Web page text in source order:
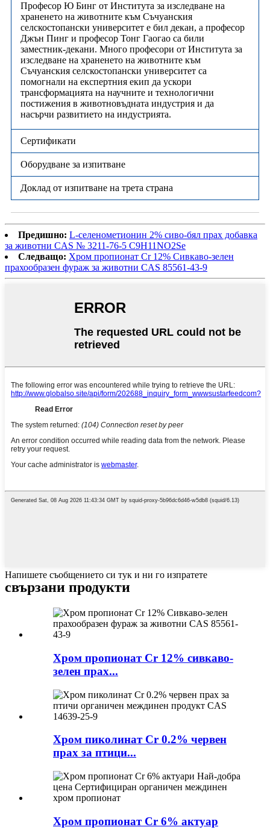
Професор Ю Бинг от Института за изследване на
храненето на животните към Съчуанския
селскостопански университет е бил декан, а професор
Джън Пинг и професор Тонг Гаогао са били
заместник-декани. Много професори от Института за
изследване на храненето на животните към
Съчуанския селскостопански университет са
помогнали на експертния екип да ускори
трансформацията на научните и технологични
постижения в животновъдната индустрия и да
насърчи развитието на индустрията.
Сертификати
Оборудване за изпитване
Доклад от изпитване на трета страна
Предишно: L-селенометионин 2% сиво-бял прах добавка
за животни CAS № 3211-76-5 C9H11NO2Se
Следващо: Хром пропионат Cr 12% Сивкаво-зелен
прахообразен фураж за животни CAS 85561-43-9
Напишете съобщението си тук и ни го изпратете
свързани продукти
Хром пропионат Cr 12% сивкаво-
зелен прах...
Хром пиколинат Cr 0.2% червен
прах за птици...
Хром пропионат Cr 6% актуар